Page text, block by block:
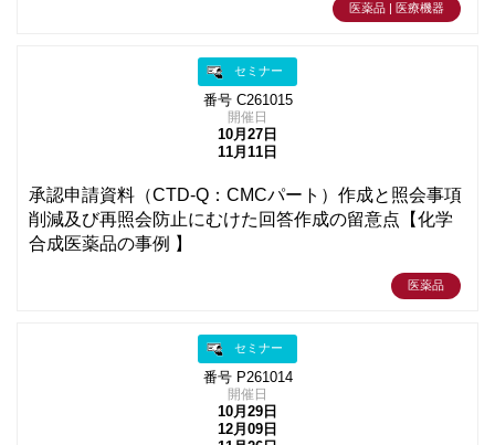
医薬品 | 医療機器
セミナー
番号 C261015
開催日
10月27日
11月11日
承認申請資料（CTD-Q：CMCパート）作成と照会事項
削減及び再照会防止にむけた回答作成の留意点【化学
合成医薬品の事例 】
医薬品
セミナー
番号 P261014
開催日
10月29日
12月09日